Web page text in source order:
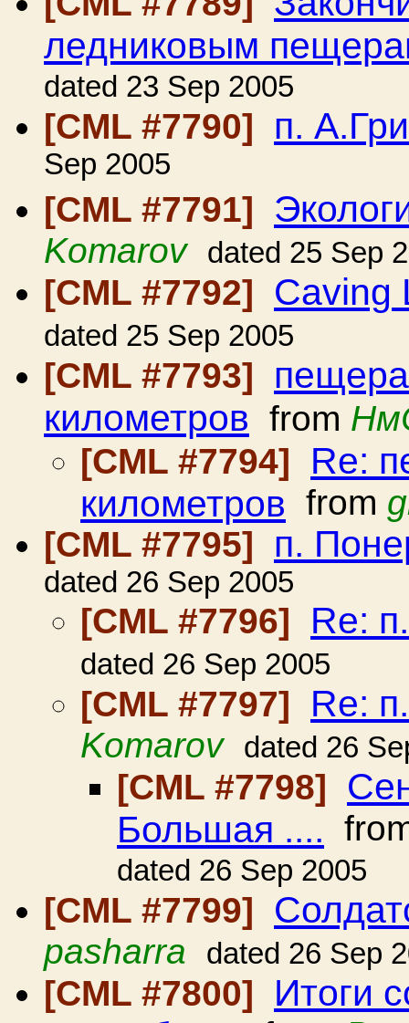
ледниковым
dated 23 Sep 2005
[CML #7790] п.
Sep 2005
[CML #7791]
Komarov dated 25 Sep
[CML #7792] Caving
dated 25 Sep 2005
[CML #7793]
километров from
[CML #7794]
Re:
километров from
[CML #7795]
п.
dated 26 Sep 2005
[CML #7796] Re:
dated 26 Sep 2005
[CML #7797] Re:
Komarov dated 26
[CML #7798]
Большая ....
dated 26 Sep 2005
[CML #7799]
pasharra dated 26 Sep
[CML #7800] Итоги